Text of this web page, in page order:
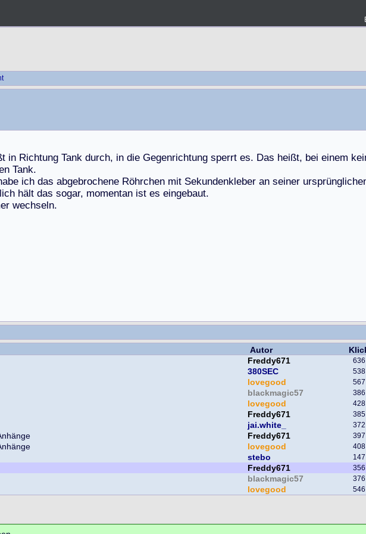
t in Richtung Tank durch, in die Gegenrichtung sperrt es. Das heißt, bei einem kei
n Tank.
abe ich das abgebrochene Röhrchen mit Sekundenkleber an seiner ursprüngliche
lich hält das sogar, momentan ist es eingebaut.
er wechseln.
Autor
Freddy671 636
380SEC 538
lovegood 567
blackmagic57 386
lovegood 428
Freddy671 385
jai.white_ 372
Freddy671 397
lovegood 408
stebo 147
Freddy671 356
blackmagic57 376
lovegood 546